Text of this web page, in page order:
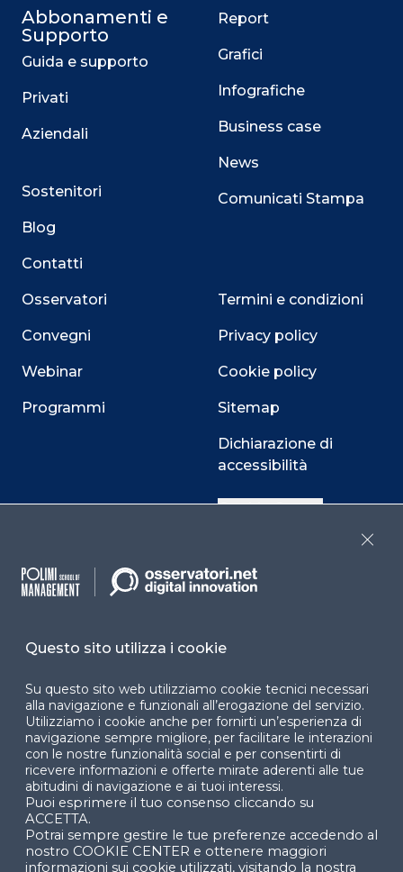
Abbonamenti e
Supporto
Guida e supporto
Privati
Aziendali
Sostenitori
Blog
Contatti
Osservatori
Convegni
Webinar
Programmi
Report
Grafici
Infografiche
Business case
News
Comunicati Stampa
Termini e condizioni
Privacy policy
Cookie policy
Sitemap
Dichiarazione di
accessibilità
Cookie Center
Facebook LinkedIn
© 2024 Copyright © Politecnico di Milano Dipartimento
di Ingegneria Gestionale
Questo sito utilizza i cookie
Su questo sito web utilizziamo cookie tecnici necessari
alla navigazione e funzionali all’erogazione del servizio.
Utilizziamo i cookie anche per fornirti un’esperienza di
navigazione sempre migliore, per facilitare le interazioni
con le nostre funzionalità social e per consentirti di
ricevere informazioni e offerte mirate aderenti alle tue
abitudini di navigazione e ai tuoi interessi.
Puoi esprimere il tuo consenso cliccando su
ACCETTA.
Potrai sempre gestire le tue preferenze accedendo al
nostro COOKIE CENTER e ottenere maggiori
informazioni sui cookie utilizzati, visitando la nostra